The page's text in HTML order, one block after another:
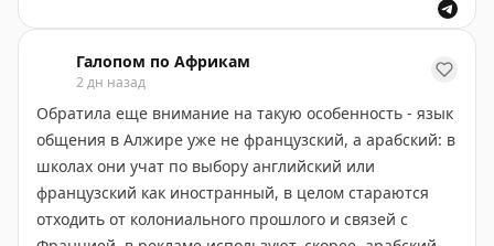
Галопом по Африкам
2 дн назад
Обратила еще внимание на такую особенность - язык
общения в Алжире уже не французский, а арабский: в
школах они учат по выбору английский или
французский как иностранный, в целом стараются
отходить от колониального прошлого и связей с